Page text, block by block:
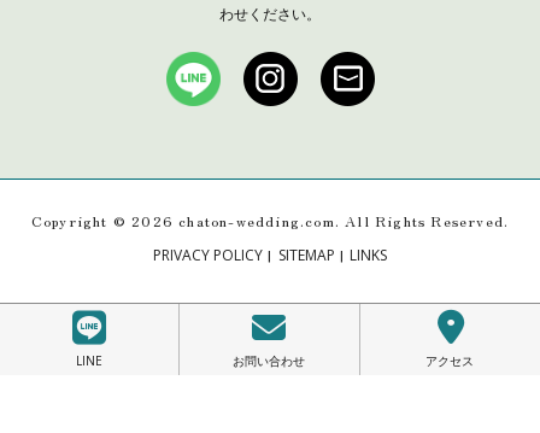
LINE お問い合わせ アクセス
わせください。
Copyright © 2026 chaton-wedding.com. All Rights Reserved.
PRIVACY POLICY| SITEMAP | LINKS